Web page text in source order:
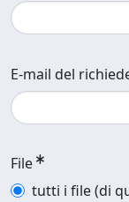
E-mail del
File
tutti i file (di